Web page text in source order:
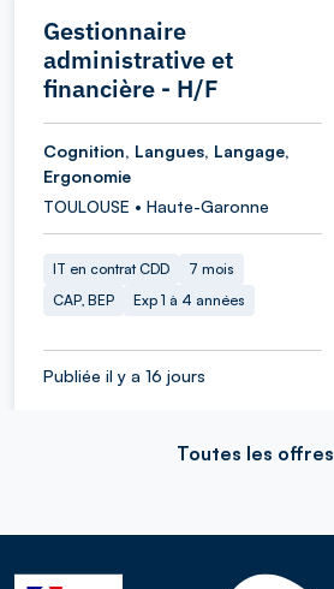
Gestionnaire
administrative et
financière - H/F
Cognition, Langues, Langage,
Ergonomie
TOULOUSE • Haute-Garonne
IT en contrat CDD
7 mois
CAP, BEP
Exp 1 à 4 années
Publiée il y a 16 jours
Toutes les offres